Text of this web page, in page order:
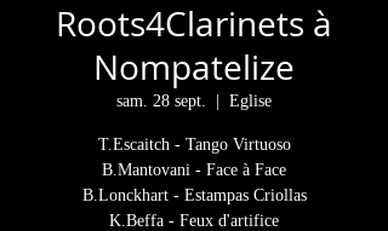
Roots4Clarinets à
Nompatelize
sam. 28 sept. Eglise
T.Escaitch - Tango Virtuoso
B.Mantovani - Face à Face
B.Lonckhart - Estampas Criollas
K.Beffa - Feux d'artifice